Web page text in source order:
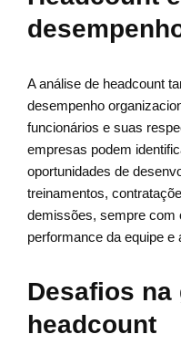
A análise de headcount
desempenho
funcionários e suas
empresas podem
oportunidades de
treinamentos,
demissões, sempre com
performance da equipe
Desafios na
headcount